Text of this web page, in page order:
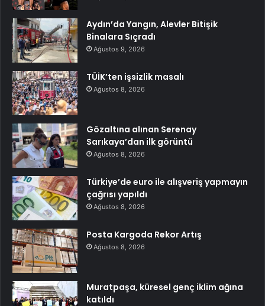
Aydın’da Yangın, Alevler Bitişik
Binalara Sıçradı
Ağustos 9, 2026
TÜİK’ten işsizlik masalı
Ağustos 8, 2026
Gözaltına alınan Serenay
Sarıkaya’dan ilk görüntü
Ağustos 8, 2026
Türkiye’de euro ile alışveriş yapmayın
çağrısı yapıldı
Ağustos 8, 2026
Posta Kargoda Rekor Artış
Ağustos 8, 2026
Muratpaşa, küresel genç iklim ağına
katıldı